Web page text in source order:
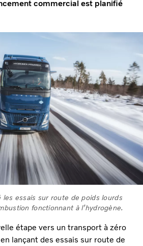
commercial est planifié
les essais sur route de poids lourds
fonctionnant à l’hydrogène.
étape vers un transport à zéro
lançant des essais sur route de